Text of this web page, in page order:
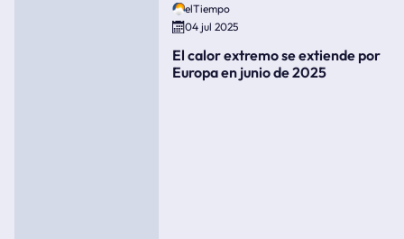
elTiempo
04 jul 2025
El calor extremo se extiende por
Europa en junio de 2025